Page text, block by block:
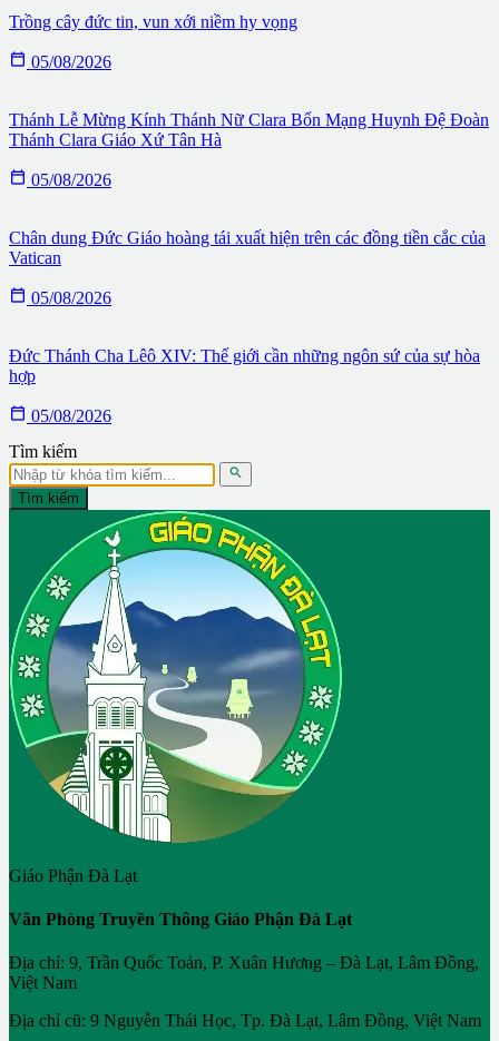
Trồng cây đức tin, vun xới niềm hy vọng
 05/08/2026
Thánh Lễ Mừng Kính Thánh Nữ Clara Bổn Mạng Huynh Đệ Đoàn
Thánh Clara Giáo Xứ Tân Hà
 05/08/2026
Chân dung Đức Giáo hoàng tái xuất hiện trên các đồng tiền cắc của
Vatican
 05/08/2026
Đức Thánh Cha Lêô XIV: Thế giới cần những ngôn sứ của sự hòa
hợp
 05/08/2026
Tìm kiếm

Tìm kiếm
Giáo Phận Đà Lạt
Văn Phòng Truyền Thông Giáo Phận Đà Lạt
Địa chỉ: 9, Trần Quốc Toản, P. Xuân Hương – Đà Lạt, Lâm Đồng,
Việt Nam
Địa chỉ cũ: 9 Nguyễn Thái Học, Tp. Đà Lạt, Lâm Đồng, Việt Nam